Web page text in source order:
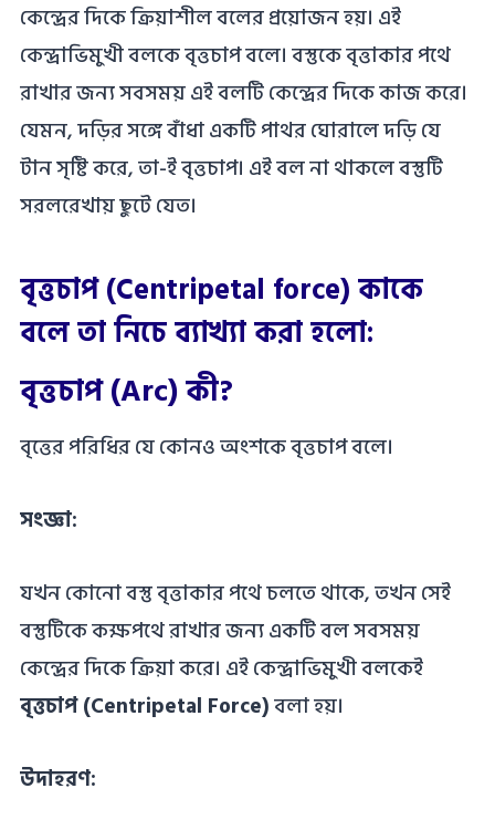
কেন্দ্রের দিকে ক্রিয়াশীল বলের প্রয়োজন হয়। এই
কেন্দ্রাভিমুখী বলকে বৃত্তচাপ বলে। বস্তুকে বৃত্তাকার পথে
রাখার জন্য সবসময় এই বলটি কেন্দ্রের দিকে কাজ করে।
যেমন, দড়ির সঙ্গে বাঁধা একটি পাথর ঘোরালে দড়ি যে
টান সৃষ্টি করে, তা-ই বৃত্তচাপ। এই বল না থাকলে বস্তুটি
সরলরেখায় ছুটে যেত।
বৃত্তচাপ (Centripetal force) কাকে
বলে তা নিচে ব্যাখ্যা করা হলো:
বৃত্তচাপ (Arc) কী?
বৃত্তের পরিধির যে কোনও অংশকে বৃত্তচাপ বলে।
সংজ্ঞা:
যখন কোনো বস্তু বৃত্তাকার পথে চলতে থাকে, তখন সেই
বস্তুটিকে কক্ষপথে রাখার জন্য একটি বল সবসময়
কেন্দ্রের দিকে ক্রিয়া করে। এই কেন্দ্রাভিমুখী বলকেই
বৃত্তচাপ (Centripetal Force)বলা হয়।
উদাহরণ: